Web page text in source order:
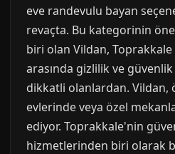
eve randevulu bayan
revaçta. Bu kategorinin
biri olan Vildan, Toprakkale
arasında gizlilik ve
dikkatli olanlardan. Vildan,
evlerinde veya özel
ediyor. Toprakkale'nin
hizmetlerinden biri olarak